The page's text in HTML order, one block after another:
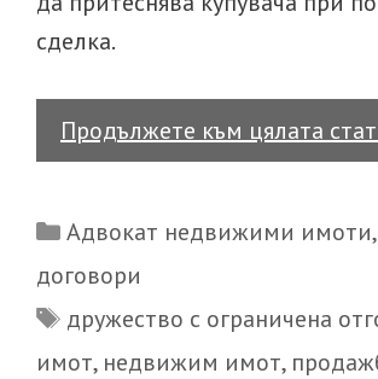
сделка.
Продължете към цялата
Categories
Адвокат недвижими имоти,
договори
Tags
дружество с ограничена
имот, недвижим имот,